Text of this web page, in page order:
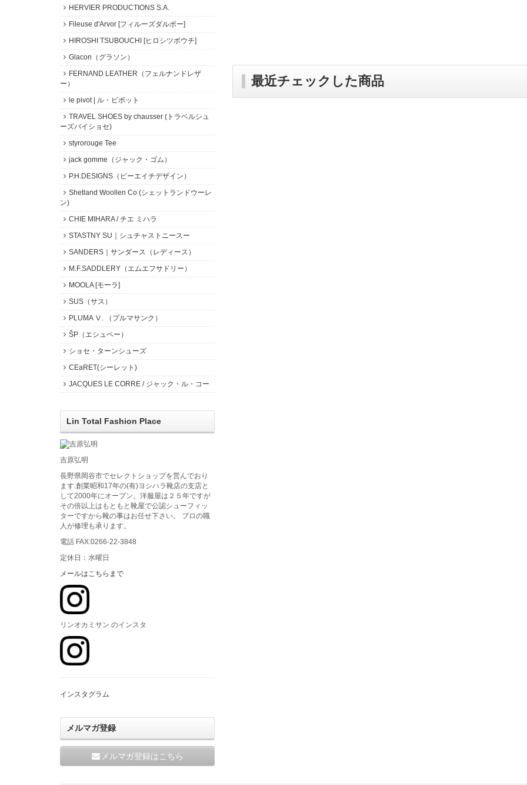
最近チェックした商品
HERVIER PRODUCTIONS S.A.
Fileuse d'Arvor [フィルーズダルボー]
HIROSHI TSUBOUCHI [ヒロシツボウチ]
Glacon（グラソン）
FERNAND LEATHER（フェルナンドレザ
ー）
le pivot | ル・ピボット
TRAVEL SHOES by chausser (トラベルシュ
ーズバイショセ)
styrorouge Tee
jack gomme（ジャック・ゴム）
P.H.DESIGNS（ピーエイチデザイン）
Shetland Woollen Co (シェットランドウーレ
ン)
CHIE MIHARA / チエ ミハラ
STASTNY SU｜シュチャストニースー
SANDERS｜サンダース（レディース）
M.F.SADDLERY（エムエフサドリー）
MOOLA [モーラ]
SUS（サス）
PLUMA Ⅴ. （プルマサンク）
ŠP（エシュペー）
ショセ・ターンシューズ
CEaRET(シーレット)
JACQUES LE CORRE / ジャック・ル・コー
Lin Total Fashion Place
吉原弘明
長野県岡谷市でセレクトショップを営んでおり
ます.創業昭和17年の(有)ヨシハラ靴店の支店と
して2000年にオープン。洋服屋は２５年ですが
その倍以上はもともと靴屋で公認シューフィッ
ターですから靴の事はお任せ下さい。 プロの職
人が修理も承ります。
電話 FAX:0266-22-3848
定休日：水曜日
メールはこちらまで
リンオカミサン のインスタ
インスタグラム
メルマガ登録
メルマガ登録はこちら